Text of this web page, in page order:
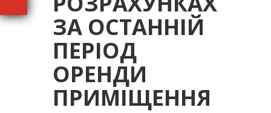
ЗА ОСТАННІЙ
ПЕРІОД
ОРЕНДИ
ПРИМІЩЕННЯ